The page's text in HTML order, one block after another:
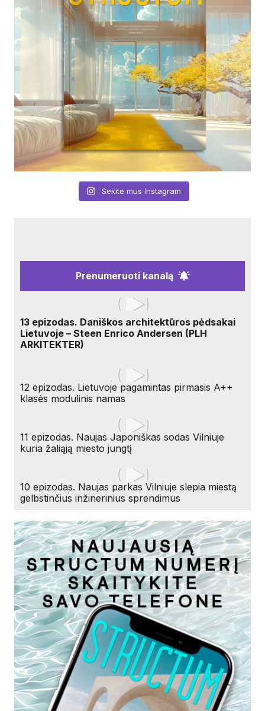
Sekite mus Instagram
Prenumeruoti kanalą
13 epizodas. Daniškos architektūros pėdsakai
Lietuvoje – Steen Enrico Andersen (PLH
ARKITEKTER)
12 epizodas. Lietuvoje pagamintas pirmasis A++
klasės modulinis namas
11 epizodas. Naujas Japoniškas sodas Vilniuje
kuria žaliąją miesto jungtį
10 epizodas. Naujas parkas Vilniuje slepia miestą
gelbstinčius inžinerinius sprendimus